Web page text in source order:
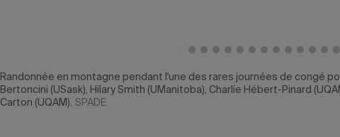
Randonnée en montagne pendant l'une des rares journées de congé
Bertoncini (USask), Hilary Smith (UManitoba), Charlie Hébert-Pinard
Carton (UQAM). SPADE